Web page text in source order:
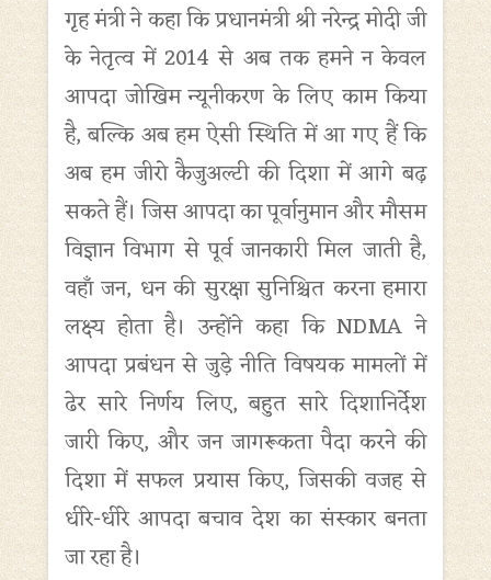
गृह मंत्री ने कहा कि प्रधानमंत्री श्री नरेन्द्र मोदी जी
के नेतृत्व में 2014 से अब तक हमने न केवल
आपदा जोखिम न्यूनीकरण के लिए काम किया
है, बल्कि अब हम ऐसी स्थिति में आ गए हैं कि
अब हम जीरो कैजुअल्टी की दिशा में आगे बढ़
सकते हैं। जिस आपदा का पूर्वानुमान और मौसम
विज्ञान विभाग से पूर्व जानकारी मिल जाती है,
वहाँ जन, धन की सुरक्षा सुनिश्चित करना हमारा
लक्ष्य होता है। उन्होंने कहा कि NDMA ने
आपदा प्रबंधन से जुड़े नीति विषयक मामलों में
ढेर सारे निर्णय लिए, बहुत सारे दिशानिर्देश
जारी किए, और जन जागरूकता पैदा करने की
दिशा में सफल प्रयास किए, जिसकी वजह से
धीरे-धीरे आपदा बचाव देश का संस्कार बनता
जा रहा है।